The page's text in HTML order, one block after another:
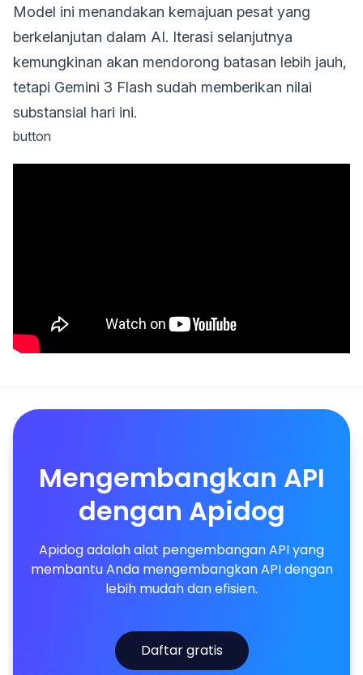
Model ini menandakan kemajuan pesat yang
berkelanjutan dalam AI. Iterasi selanjutnya
kemungkinan akan mendorong batasan lebih jauh,
tetapi Gemini 3 Flash sudah memberikan nilai
substansial hari ini.
button
Mengembangkan API
dengan Apidog
Apidog adalah alat pengembangan API yang
membantu Anda mengembangkan API dengan
lebih mudah dan efisien.
Daftar gratis